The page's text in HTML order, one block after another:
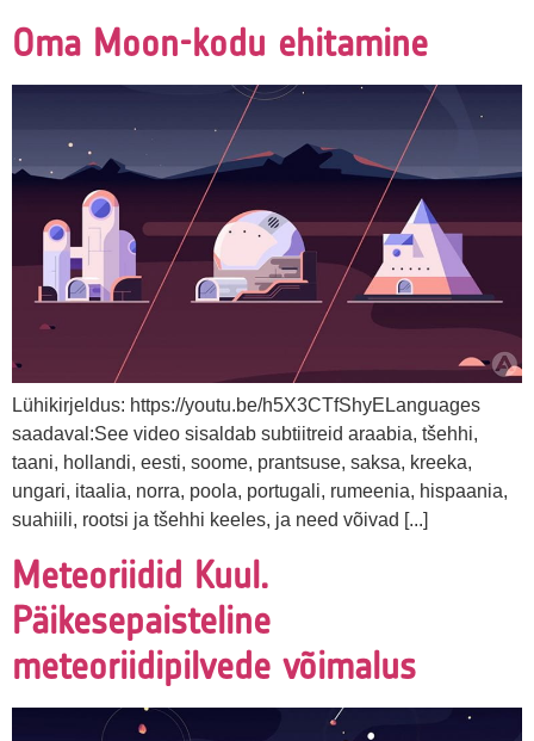
Oma Moon-kodu ehitamine
Lühikirjeldus: https://youtu.be/h5X3CTfShyELanguages
saadaval:See video sisaldab subtiitreid araabia, tšehhi,
taani, hollandi, eesti, soome, prantsuse, saksa, kreeka,
ungari, itaalia, norra, poola, portugali, rumeenia, hispaania,
suahiili, rootsi ja tšehhi keeles, ja need võivad [...]
Meteoriidid Kuul.
Päikesepaisteline
meteoriidipilvede võimalus